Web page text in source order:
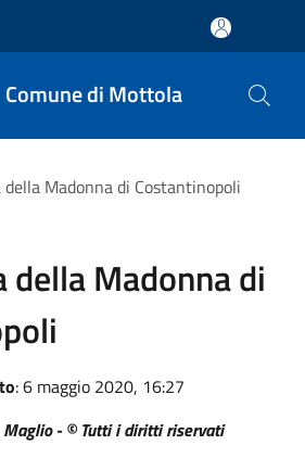
Comune di Mottola
della Madonna di Costantinopoli
della Madonna di
: 6 maggio 2020, 16:27
Maglio - © Tutti i diritti riservati